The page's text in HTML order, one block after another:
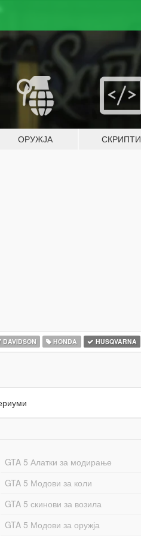
ОРУЖЈА СКРИПТИ
HONDA HUSQVARNA
GTA 5 Алатки за модирање
GTA 5 Модови за коли
GTA 5 скинови за возила
GTA 5 Модови за оружја